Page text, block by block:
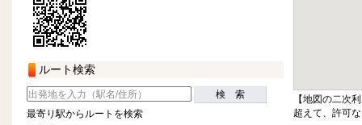
ルート検索
検 索
最寄り駅からルートを検索
【地図の二次
超えて、許可